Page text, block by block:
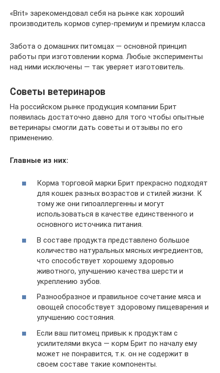
«Brit» зарекомендовал себя на рынке как хороший
производитель кормов супер-премиум и премиум класса
Забота о домашних питомцах — основной принцип
работы при изготовлении корма. Любые эксперименты
над ними исключены — так уверяет изготовитель.
Советы ветеринаров
На российском рынке продукция компании Брит
появилась достаточно давно для того чтобы опытные
ветеринары смогли дать советы и отзывы по его
применению.
Главные из них:
Корма торговой марки Брит прекрасно подходят
для кошек разных возрастов и стилей жизни. К
тому же они гипоаллергенны и могут
использоваться в качестве единственного и
основного источника питания.
В составе продукта представлено большое
количество натуральных мясных ингредиентов,
что способствует хорошему здоровью
животного, улучшению качества шерсти и
укреплению зубов.
Разнообразное и правильное сочетание мяса и
овощей способствует здоровому пищеварения и
улучшению состояния.
Если ваш питомец привык к продуктам с
усилителями вкуса — корм Брит по началу ему
может не понравится, т.к. он не содержит в
своем составе такие компоненты.